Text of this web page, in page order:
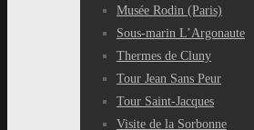
Musée Rodin (Paris)
Sous-marin L’Argonaute
Thermes de Cluny
Tour Jean Sans Peur
Tour Saint-Jacques
Visite de la Sorbonne